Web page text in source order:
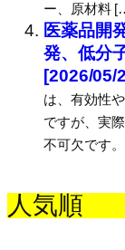
ー、原材料
医薬品開
発、低分
[2026/05/
は、有効性
ですが、実
不可欠です
人気順